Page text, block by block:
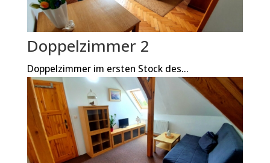
Doppelzimmer 2
Doppelzimmer im ersten Stock des...